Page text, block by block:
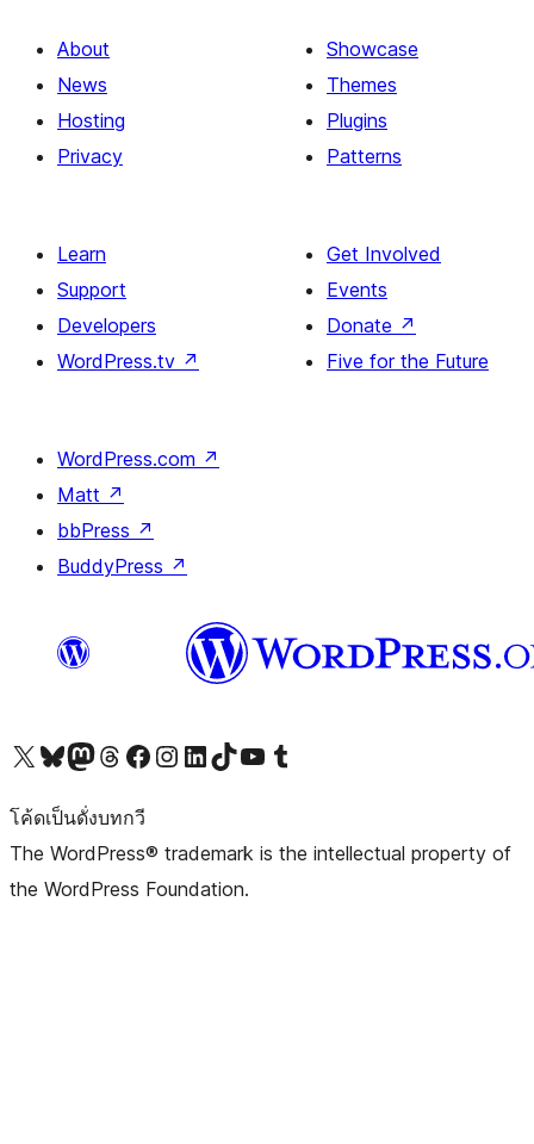
About
News
Hosting
Privacy
Showcase
Themes
Plugins
Patterns
Learn
Support
Developers
WordPress.tv ↗
Get Involved
Events
Donate ↗
Five for the Future
WordPress.com ↗
Matt ↗
bbPress ↗
BuddyPress ↗
Visit our X (formerly Twitter) account
Visit our Bluesky account
Visit our Mastodon account
Visit our Threads account
Visit our Facebook pageVisit our Instagram account
Visit our LinkedIn account
Visit our TikTok account
Visit our YouTube channel
Visit our Tumblr account
โค้ดเป็นดั่งบทกวี
The WordPress® trademark is the intellectual property of
the WordPress Foundation.